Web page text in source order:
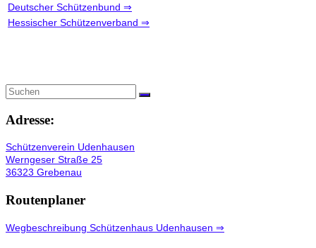
Deutscher Schützenbund ⇒
Hessischer Schützenverband ⇒
Adresse:
Schützenverein Udenhausen
Werngeser Straße 25
36323 Grebenau
Routenplaner
Wegbeschreibung Schützenhaus Udenhausen ⇒